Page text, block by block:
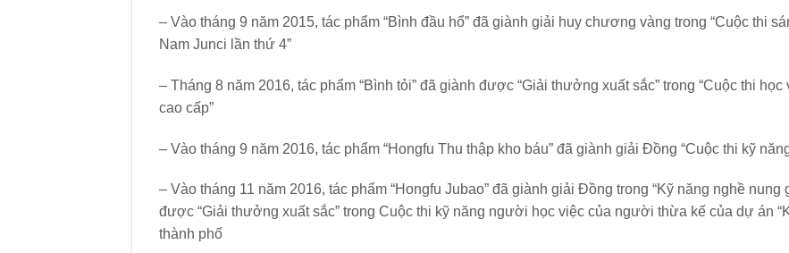
– Vào tháng 9 năm 2015, tác phẩm “Bình đầu hổ” đã giành giải huy chương vàng trong “Cuộc thi
Nam Junci lần thứ 4”
– Tháng 8 năm 2016, tác phẩm “Bình tỏi” đã giành được “Giải thưởng xuất sắc” trong “Cuộc thi
cao cấp”
– Vào tháng 9 năm 2016, tác phẩm “Hongfu Thu thập kho báu” đã giành giải Đồng “Cuộc thi kỹ
– Vào tháng 11 năm 2016, tác phẩm “Hongfu Jubao” đã giành giải Đồng trong “Kỹ năng nghề nung
được “Giải thưởng xuất sắc” trong Cuộc thi kỹ năng người học việc của người thừa kế của dự án
thành phố